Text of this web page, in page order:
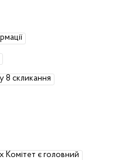
8 скликання
є головний